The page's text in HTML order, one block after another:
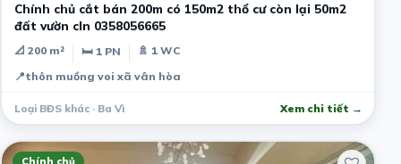
Chính chủ cắt bán 200m có 150m2 thổ cư còn lại 50m2
đất vườn cln 0358056665
📐 200 m² 🛏 1 PN
🚿 1 WC
📍thôn muồng voi xã vân hòa
Loại BĐS khác · Ba Vì Xem chi tiết →
Chính chủ